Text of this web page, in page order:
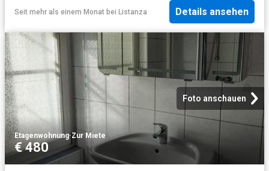
Seit mehr als einem Monat bei Listanza Details ansehen
Foto anschauen
Etagenwohnung·Zur Miete
€ 480